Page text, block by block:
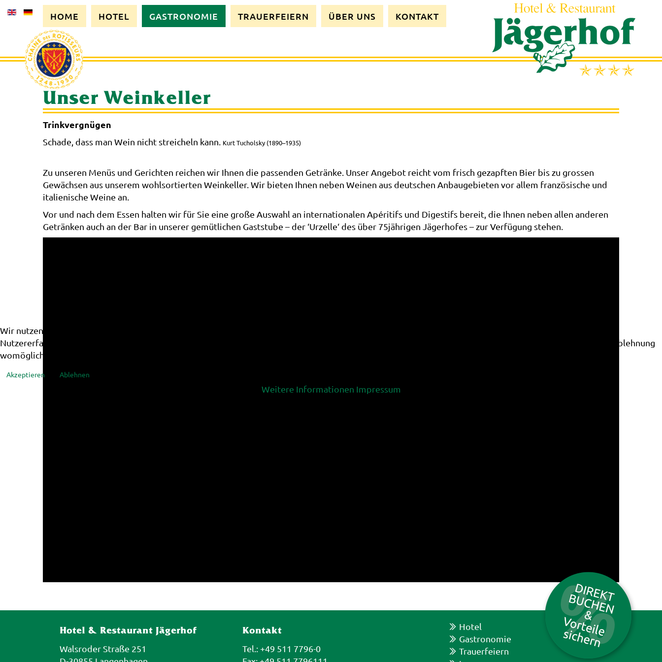
HOME HOTEL GASTRONOMIE TRAUERFEIERN ÜBER UNS KONTAKT
Unser Weinkeller
Trinkvergnügen
Schade, dass man Wein nicht streicheln kann. Kurt Tucholsky (1890–1935)
Zu unseren Menüs und Gerichten reichen wir Ihnen die passenden Getränke. Unser Angebot reicht vom frisch gezapften Bier bis zu grossen
Gewächsen aus unserem wohlsortierten Weinkeller. Wir bieten Ihnen neben Weinen aus deutschen Anbaugebieten vor allem französische und
italienische Weine an.
Vor und nach dem Essen halten wir für Sie eine große Auswahl an internationalen Apéritifs und Digestifs bereit, die Ihnen neben allen anderen
Getränken auch an der Bar in unserer gemütlichen Gaststube – der ‘Urzelle‘ des über 75jährigen Jägerhofes – zur Verfügung stehen.
Hotel & Restaurant Jägerhof
Walsroder Straße 251
Kontakt
Tel.: +49 511 7796-0
Hotel
Gastronomie
Trauerfeiern
Wir nutzen Cookies auf unserer Website. Einige von ihnen sind essenziell für den Betrieb der Seite, während andere uns helfen, diese Website und die
Nutzererfahrung zu verbessern (Tracking Cookies). Sie können selbst entscheiden, ob Sie die Cookies zulassen möchten. Bitte beachten Sie, dass bei einer Ablehnung
womöglich nicht mehr alle Funktionalitäten der Seite zur Verfügung stehen.
Akzeptieren Ablehnen
Weitere Informationen Impressum